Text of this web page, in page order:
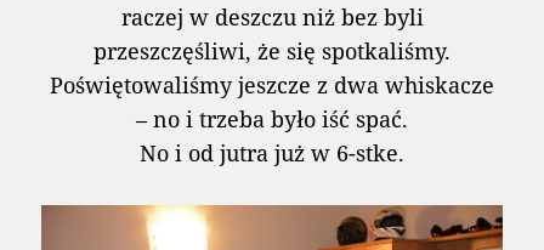
raczej w deszczu niż bez byli
przeszczęśliwi, że się spotkaliśmy.
Poświętowaliśmy jeszcze z dwa whiskacze
– no i trzeba było iść spać.
No i od jutra już w 6-stke.